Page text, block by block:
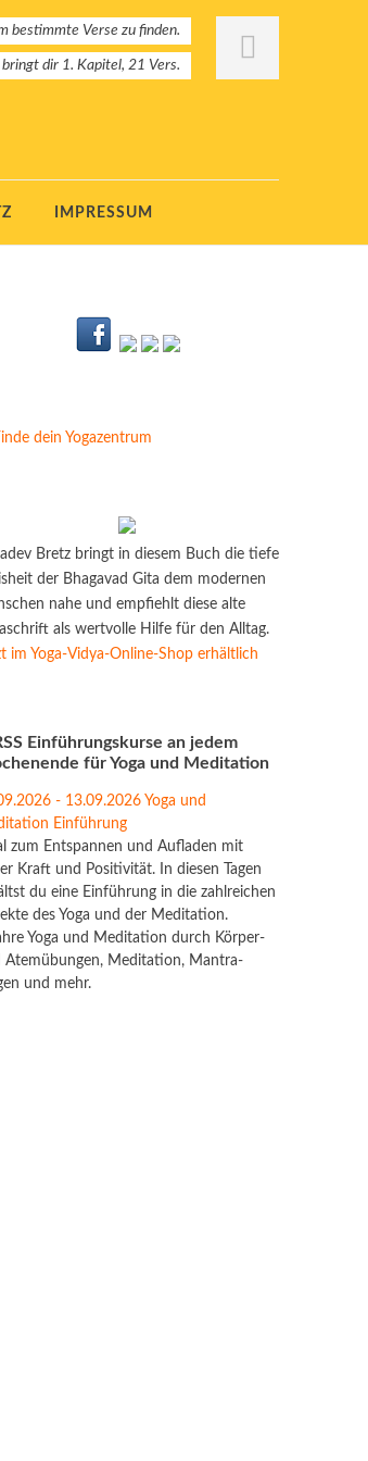
bestimmte Verse zu finden.
dir 1. Kapitel, 21 Vers.
IMPRESSUM
Bretz bringt in diesem Buch die tiefe
der Bhagavad Gita dem modernen
nahe und empfiehlt diese alte
als wertvolle Hilfe für den Alltag.
im Yoga-Vidya-Online-Shop erhältlich
Einführungskurse an jedem
für Yoga und Meditation
- 13.09.2026 Yoga und
Einführung
zum Entspannen und Aufladen mit
Kraft und Positivität. In diesen Tagen
du eine Einführung in die zahlreichen
des Yoga und der Meditation.
Yoga und Meditation durch Körper-
Atemübungen, Meditation, Mantra-
und mehr.